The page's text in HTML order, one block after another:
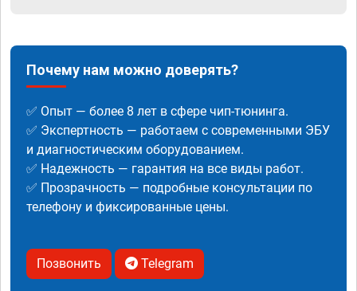
Почему нам можно доверять?
✅ Опыт — более 8 лет в сфере чип-тюнинга.
✅ Экспертность — работаем с современными ЭБУ
и диагностическим оборудованием.
✅ Надежность — гарантия на все виды работ.
✅ Прозрачность — подробные консультации по
телефону и фиксированные цены.
Позвонить Telegram